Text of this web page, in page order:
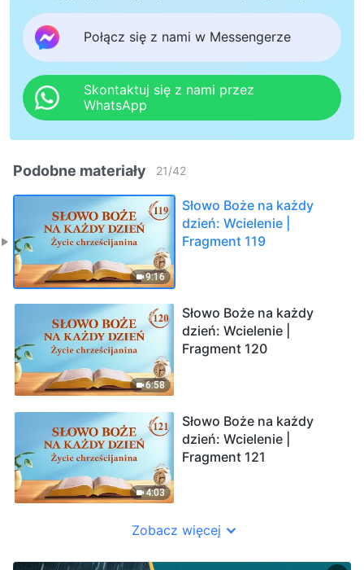
Połącz się z nami w Messengerze
Skontaktuj się z nami przez
WhatsApp
Podobne materiały 21/42
9:16
Słowo Boże na każdy
dzień: Wcielenie |
Fragment 119
6:58
Słowo Boże na każdy
dzień: Wcielenie |
Fragment 120
4:03
Słowo Boże na każdy
dzień: Wcielenie |
Fragment 121
Zobacz więcej